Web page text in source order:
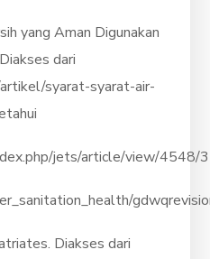
yang Aman Digunakan
dari
syarat-syarat-air-
jets/article/view/4548/
Diakses dari